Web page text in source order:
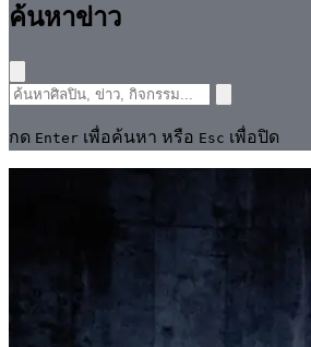
ค้นหาข่าว
กด Enter เพื่อค้นหา หรือ Esc เพื่อปิด